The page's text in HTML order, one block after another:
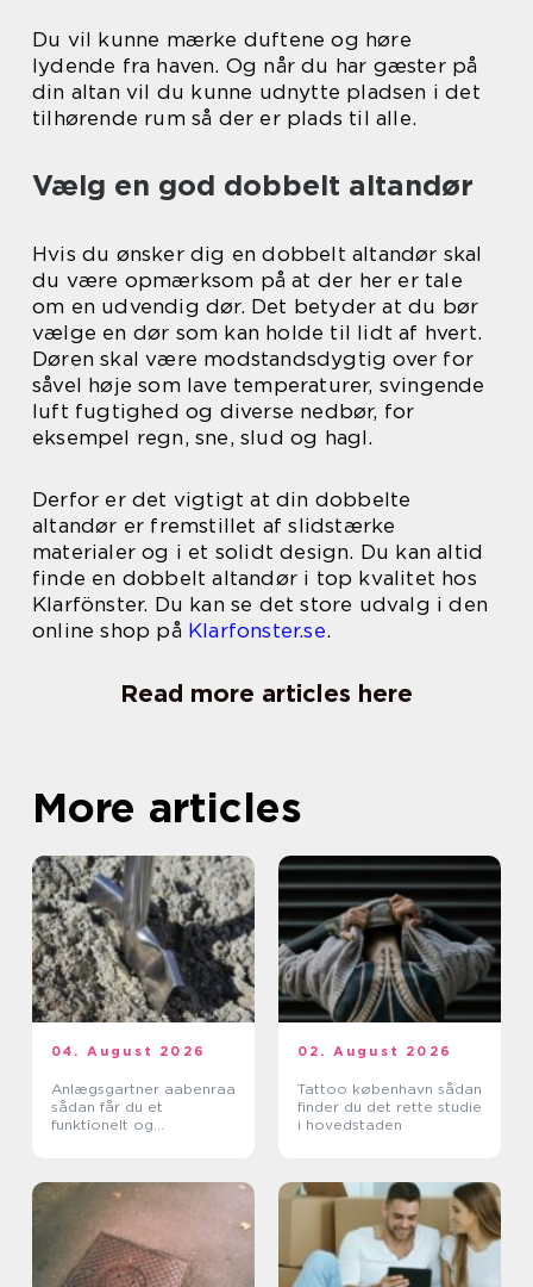
Du vil kunne mærke duftene og høre
lydende fra haven. Og når du har gæster på
din altan vil du kunne udnytte pladsen i det
tilhørende rum så der er plads til alle.
Vælg en god dobbelt altandør
Hvis du ønsker dig en dobbelt altandør skal
du være opmærksom på at der her er tale
om en udvendig dør. Det betyder at du bør
vælge en dør som kan holde til lidt af hvert.
Døren skal være modstandsdygtig over for
såvel høje som lave temperaturer, svingende
luft fugtighed og diverse nedbør, for
eksempel regn, sne, slud og hagl.
Derfor er det vigtigt at din dobbelte
altandør er fremstillet af slidstærke
materialer og i et solidt design. Du kan altid
finde en dobbelt altandør i top kvalitet hos
Klarfönster. Du kan se det store udvalg i den
online shop på Klarfonster.se.
Read more articles here
More articles
04. August 2026
Anlægsgartner aabenraa
sådan får du et
funktionelt og
02. August 2026
Tattoo københavn sådan
finder du det rette studie
i hovedstaden